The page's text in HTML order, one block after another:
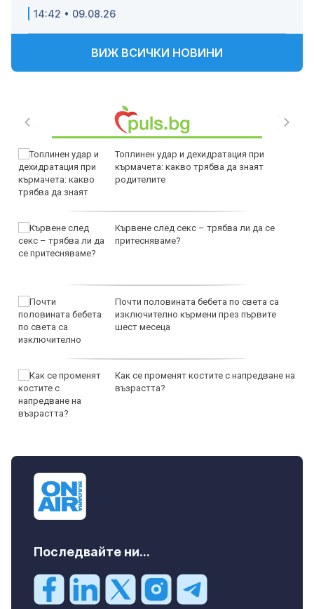
14:42 • 09.08.26
ВИЖ ВСИЧКИ НОВИНИ
Топлинен удар и дехидратация при
кърмачета: какво трябва да знаят
родителите
Кървене след секс – трябва ли да се
притесняваме?
Почти половината бебета по света са
изключително кърмени през първите
шест месеца
Как се променят костите с напредване на
възрастта?
Последвайте ни...